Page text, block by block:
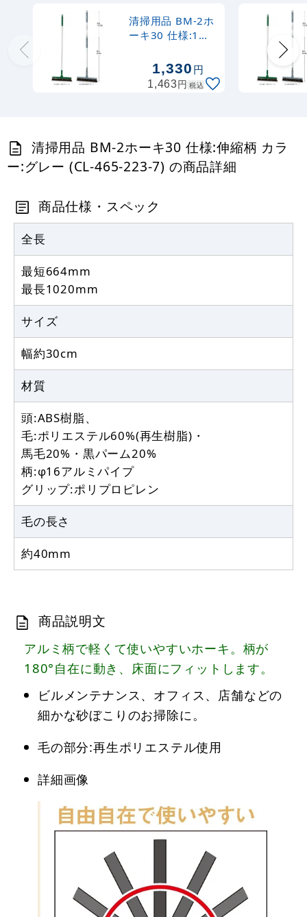
清掃用品 BM-2ホ
ーキ30 仕様:1本
(CL-465-213-7)
1,330円
1,463円 税込
清掃用品 BM-2ホーキ30 仕様:伸縮柄 カラ
ー:グレー (CL-465-223-7) の商品詳細
商品仕様・スペック
全長
最短664mm
最長1020mm
サイズ
幅約30cm
材質
頭:ABS樹脂、
毛:ポリエステル60%(再生樹脂)・
馬毛20%・黒パーム20%
柄:φ16アルミパイプ
グリップ:ポリプロピレン
毛の長さ
約40mm
商品説明文
アルミ柄で軽くて使いやすいホーキ。柄が
180°自在に動き、床面にフィットします。
ビルメンテナンス、オフィス、店舗などの
細かな砂ぼこりのお掃除に。
毛の部分:再生ポリエステル使用
詳細画像